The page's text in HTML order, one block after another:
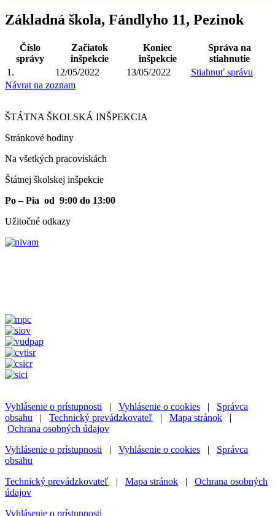
Základná škola, Fándlyho 11, Pezinok
Číslo
správy
Začiatok
inšpekcie
Koniec
inšpekcie
Správa na
stiahnutie
1.
12/05/2022 13/05/2022
Stiahnuť správu
Návrat na zoznam
ŠTÁTNA ŠKOLSKÁ INŠPEKCIA
Stránkové hodiny​
Na všetkých pracoviskách
Štátnej školskej inšpekcie
Po – Pia od 9:00 do 13:00
Užitočné odkazy
Vyhlásenie o prístupnosti | Vyhlásenie o cookies | Správca
obsahu | Technický prevádzkovateľ | Mapa stránok |
Ochrana osobných údajov
Vyhlásenie o prístupnosti | Vyhlásenie o cookies | Správca
obsahu
Technický prevádzkovateľ | Mapa stránok | Ochrana osobných
údajov
Vyhlásenie o prístupnosti